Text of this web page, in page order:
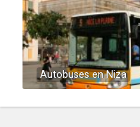
Autobuses en Niza